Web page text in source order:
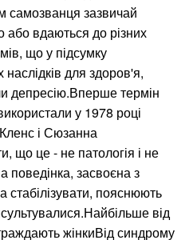
самозванця зазвичай
вдаються до різних
що у підсумку
для здоров'я,
депресію.Вперше термін
у 1978 році
і Сюзанна
що це - не патологія і не
поведінка, засвоєна з
стабілізувати, пояснюють
від
жінкиВід синдрому